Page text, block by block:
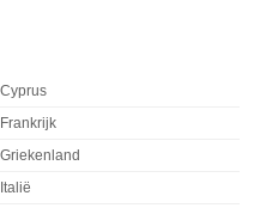
Cyprus
Frankrijk
Griekenland
Italië